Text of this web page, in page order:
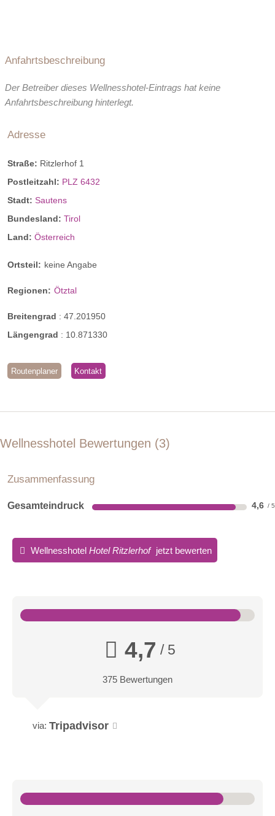
Anfahrtsbeschreibung
Der Betreiber dieses Wellnesshotel-Eintrags hat keine
Anfahrtsbeschreibung hinterlegt.
Adresse
Straße: Ritzlerhof 1
Postleitzahl: PLZ 6432
Stadt: Sautens
Bundesland: Tirol
Land: Österreich
Ortsteil: keine Angabe
Regionen: Ötztal
Breitengrad : 47.201950
Längengrad : 10.871330
Routenplaner Kontakt
Wellnesshotel Bewertungen 3
Zusammenfassung
Gesamteindruck 4,6
Wellnesshotel Hotel Ritzlerhof jetzt bewerten
4,7 / 5
375 Bewertungen
via: Tripadvisor